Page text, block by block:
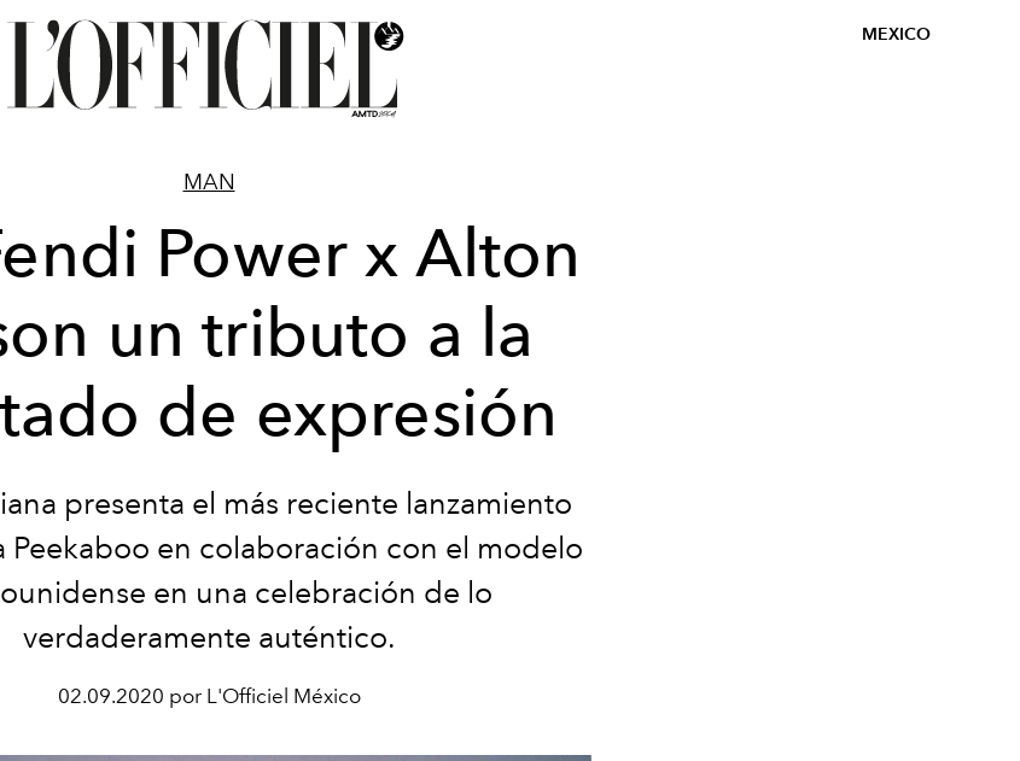
MEXICO
MAN
Power x Alton
un tributo a la
de expresión
presenta el más reciente lanzamiento
Peekaboo en colaboración con el modelo
en una celebración de lo
verdaderamente auténtico.
02.09.2020 por L'Officiel México